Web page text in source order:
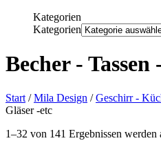
Kategorien
Kategorien
Becher - Tassen
Start /Mila Design /Geschirr -
Gläser -etc
1–32 von 141 Ergebnissen werden